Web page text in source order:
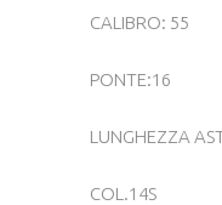
CALIBRO: 55
PONTE:16
LUNGHEZZA
COL.14S